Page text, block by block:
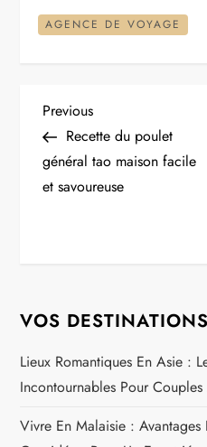
AGENCE DE VOYAGE
N
a
v
a
t
i
Previous
Post
Previous
Recette du poulet
général tao maison facile
et savoureuse
VOS
Lieux Romantiques En Asie :
Incontournables Pour
Vivre En Malaisie : Avantages